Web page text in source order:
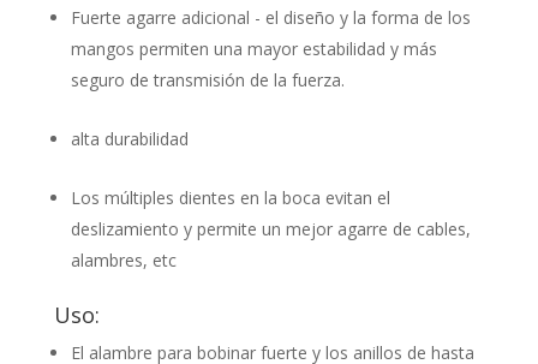
Fuerte agarre adicional - el diseño y la forma de los
mangos permiten una mayor estabilidad y más
seguro de transmisión de la fuerza.
alta durabilidad
Los múltiples dientes en la boca evitan el
deslizamiento y permite un mejor agarre de cables,
alambres, etc
Uso:
El alambre para bobinar fuerte y los anillos de hasta